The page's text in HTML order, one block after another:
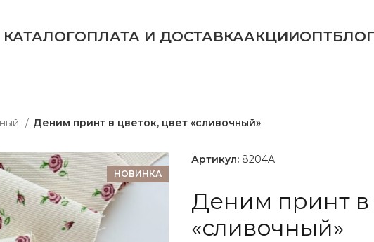
КАТАЛОГОПЛАТА И ДОСТАВКААКЦИИОПТБЛОГ
Деним принт в цветок, цвет «сливочный»
НОВИНКА
Артикул: 8204A
Деним принт в
«сливочный»